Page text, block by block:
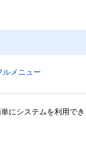
にシステムを利用でき